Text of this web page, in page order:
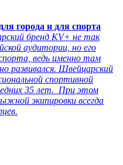
города и для спорта
бренд KV+ не так
аудитории, но его
ведь именно там
развивался. Швейцарский
спортивной
35 лет. При этом
экипировки всегда